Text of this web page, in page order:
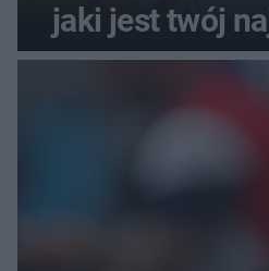
jaki jest twój